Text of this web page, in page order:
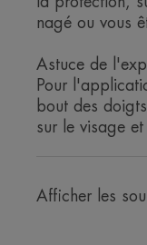
peaux sensibles
•
rayonnement
• SANS EFFET
invisible.
nagé ou vous
Astuce de
Pour
bout des
sur le visage
Afficher les